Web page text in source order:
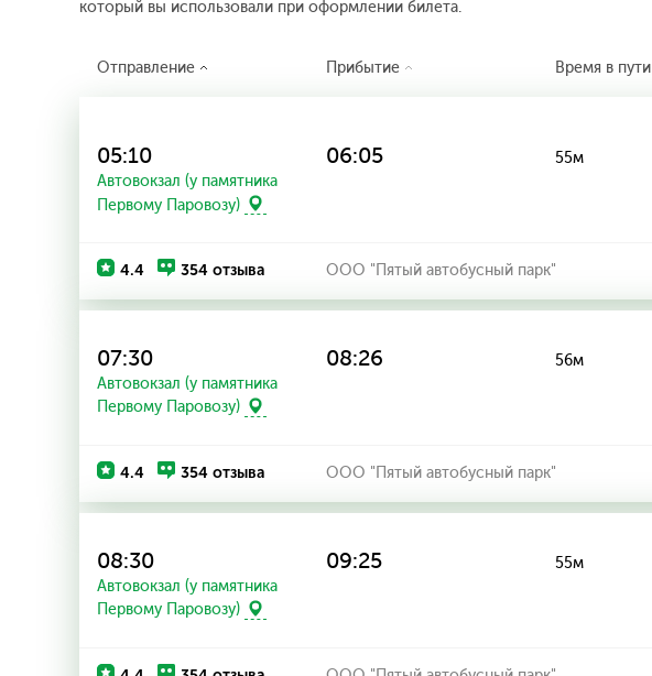
который вы использовали при оформлении билета.
Отправление Прибытие Время в пути
05:10
Автовокзал (у памятника
Первому Паровозу)
06:05 55м
4.4 354 отзыва ООО "Пятый автобусный парк"
07:30
Автовокзал (у памятника
Первому Паровозу)
08:26 56м
4.4 354 отзыва ООО "Пятый автобусный парк"
08:30
Автовокзал (у памятника
Первому Паровозу)
09:25 55м